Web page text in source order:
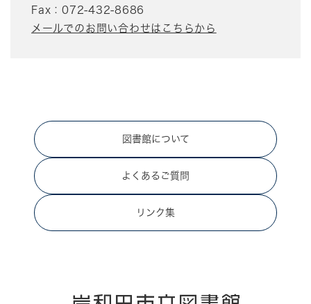
Fax：072-432-8686
メールでのお問い合わせはこちらから
図書館について
よくあるご質問
リンク集